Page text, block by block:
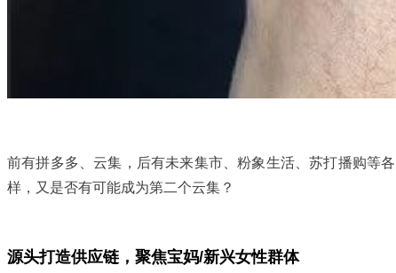
前有拼多多、云集，后有未来集市、粉象生活、苏打播购等
样，又是否有可能成为第二个云集？
源头打造供应链，聚焦宝妈/新兴女性群体